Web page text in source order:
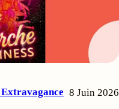
8 Juin 2026